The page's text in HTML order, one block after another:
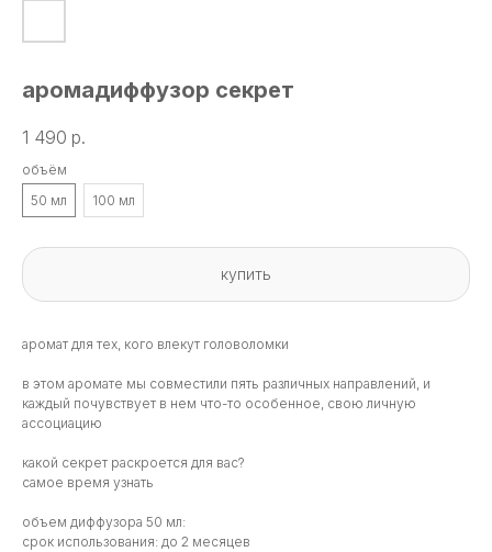
аромадиффузор секрет
1 490 р.
объём
50 мл
100 мл
купить
аромат для тех, кого влекут головоломки
в этом аромате мы совместили пять различных направлений, и
каждый почувствует в нем что-то особенное, свою личную
ассоциацию
какой секрет раскроется для вас?
самое время узнать
объем диффузора 50 мл:
срок использования: до 2 месяцев